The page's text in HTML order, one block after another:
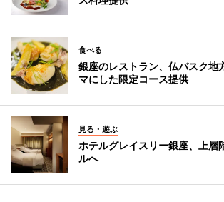
食べる
銀座のレストラン、仏バスク地
マにした限定コース提供
見る・遊ぶ
ホテルグレイスリー銀座、上層
ルへ